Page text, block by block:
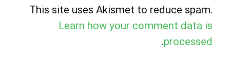
This site uses Akismet to reduce spam.
Learn how your comment data is
processed
.